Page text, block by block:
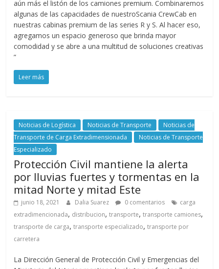
–
T
r
n
s
p
o
r
aún más el listón de los camiones premium. Combinaremos
algunas de las capacidades de nuestroScania CrewCab en
nuestras cabinas premium de las series R y S. Al hacer eso,
agregamos un espacio generoso que brinda mayor
comodidad y se abre a una multitud de soluciones creativas
”
Leer más
Noticias de Logística Noticias de Transporte
Noticias de
Transporte de Carga Extradimensionada
Noticias de Transporte
Especializado
Protección Civil mantiene la alerta
por lluvias fuertes y tormentas en la
mitad Norte y mitad Este
junio 18, 2021 Dalia Suarez 0 comentarios
carga
extradimencionada, distribucion,transporte,transporte camiones,
transporte de carga,transporte especializado,transporte por
carretera
La Dirección General de Protección Civil y Emergencias del